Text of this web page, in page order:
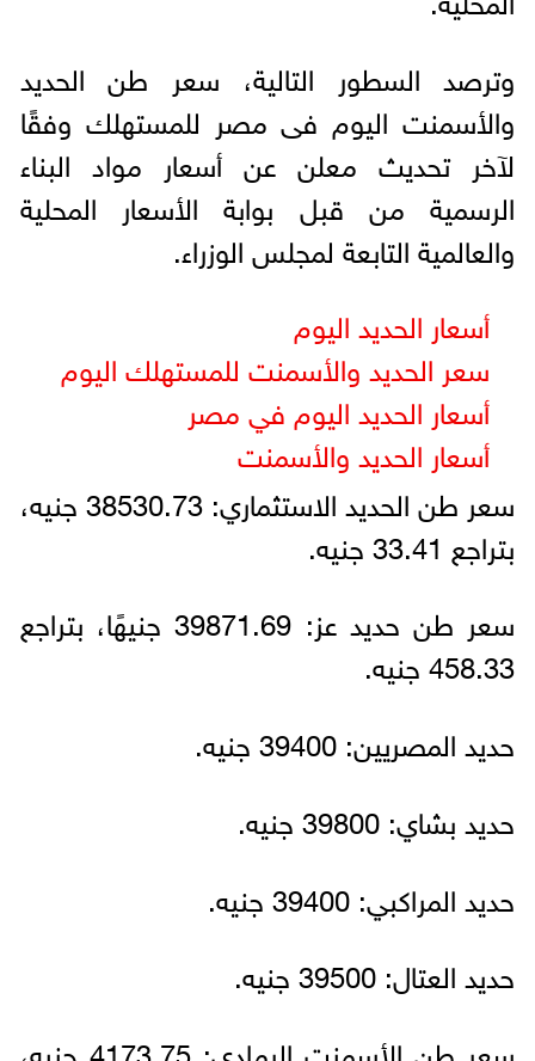
وترصد السطور التالية، سعر طن الحديد
والأسمنت اليوم فى مصر للمستهلك وفقًا
لآخر تحديث معلن عن أسعار مواد البناء
الرسمية من قبل بوابة الأسعار المحلية
والعالمية التابعة لمجلس الوزراء.
أسعار الحديد اليوم
سعر الحديد والأسمنت للمستهلك اليوم
أسعار الحديد اليوم في مصر
أسعار الحديد والأسمنت
سعر طن الحديد الاستثماري: 38530.73 جنيه،
بتراجع 33.41 جنيه.
سعر طن حديد عز: 39871.69 جنيهًا، بتراجع
458.33 جنيه.
حديد المصريين: 39400 جنيه.
حديد بشاي: 39800 جنيه.
حديد المراكبي: 39400 جنيه.
حديد العتال: 39500 جنيه.
سعر طن الأسمنت الرمادي: 4173.75 جنيه،